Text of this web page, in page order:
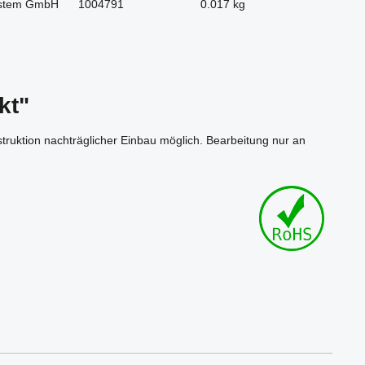
GmbH 1004791 0.017 kg
nachträglicher Einbau möglich. Bearbeitung nur an